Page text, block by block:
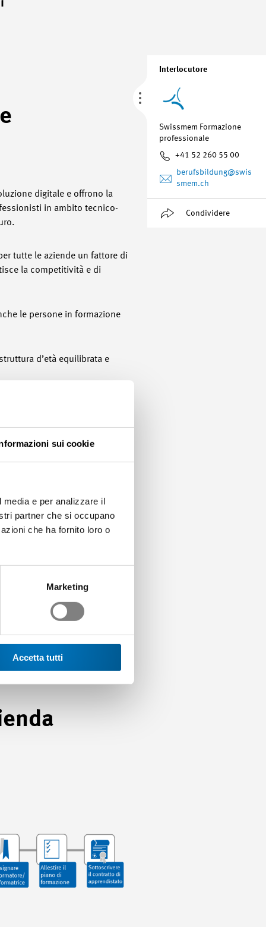
sui cookie
e per analizzare il
partner che si occupano
che ha fornito loro o
Marketing
Accetta tutti
Interlocutore
Swissmem Formazione
professionale
+41 52 260 55 00
berufsbildung@swis
smem.ch
Condividere
digitale e offrono la
in ambito tecnico-
tutte le aziende un fattore di
la competitività e di
le persone in formazione
d’età equilibrata e
i clienti e l’opinione
professionali, le
forte identificazione degli
orientata alle
ai sistemi prettamente
sociale.